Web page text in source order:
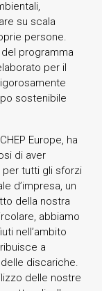
su scala
persone.
programma
per il
sostenibile
Europe, ha
di aver
tutti gli sforzi
d’impresa, un
della nostra
abbiamo
nell’ambito
a
discariche.
delle nostre